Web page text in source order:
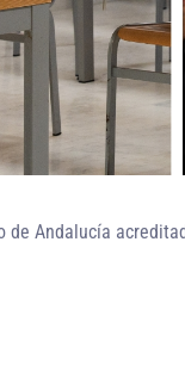
de Andalucía